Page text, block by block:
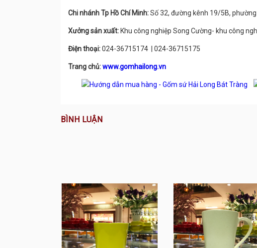
Chi nhánh Tp Hồ Chí Minh:Số 32, đường kênh 19/5B,
Xưởng sản xuất: Khu công nghiệp Song Cường- khu công
Điện thoại:024-36715174 | 024-36715175
Trang chủ:www.gomhailong.vn
BÌNH LUẬN